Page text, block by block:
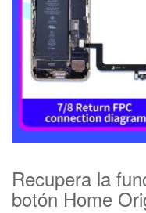
Recupera la
botón Home